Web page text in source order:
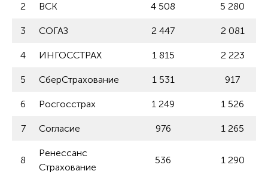
2 ВСК 4 508 5 280
3 СОГАЗ 2 447 2 081
4 ИНГОССТРАХ 1 815 2 223
5 СберСтрахование 1 531 917
6 Росгосстрах 1 249 1 526
7 Согласие 976 1 265
8
Ренессанс
Страхование
536 1 290